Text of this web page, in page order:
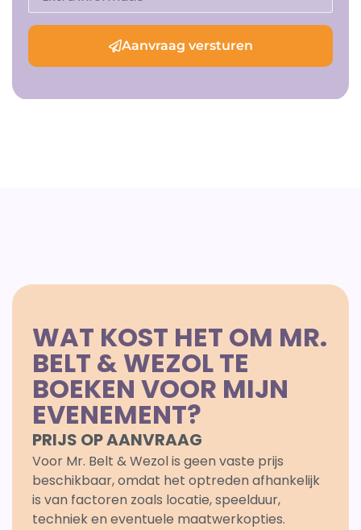
Aanvraag versturen
WAT KOST HET OM MR.
BELT & WEZOL TE
BOEKEN VOOR MIJN
EVENEMENT?
PRIJS OP AANVRAAG
Voor Mr. Belt & Wezol is geen vaste prijs
beschikbaar, omdat het optreden afhankelijk
is van factoren zoals locatie, speelduur,
techniek en eventuele maatwerkopties.